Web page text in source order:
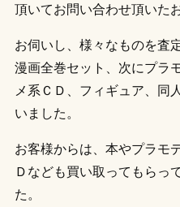
頂いてお問い合わせ頂いた
お伺いし、様々なものを査
漫画全巻セット、次にプラ
メ系ＣＤ、フィギュア、同
いました。
お客様からは、本やプラモ
Ｄなども買い取ってもらっ
た。